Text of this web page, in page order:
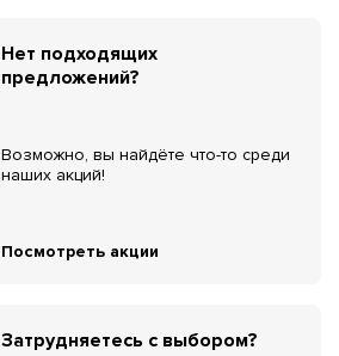
Нет подходящих
предложений?
Возможно, вы найдёте что-то среди
наших акций!
Посмотреть акции
Затрудняетесь с выбором?